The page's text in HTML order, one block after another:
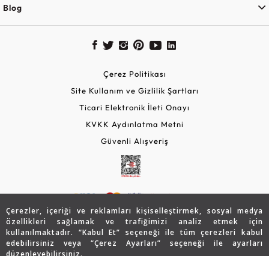
Çerezler, içeriği ve reklamları kişiselleştirmek, sosyal medya
özellikleri sağlamak ve trafiğimizi analiz etmek için
kullanılmaktadır. “Kabul Et” seçeneği ile tüm çerezleri kabul
edebilirsiniz veya “Çerez Ayarları” seçeneği ile ayarları
düzenleyebilirsiniz.
Blog
© 2026 Assos Diamond
Çerez Politikası
Site Kullanım ve Gizlilik Şartları
Ticari Elektronik İleti Onayı
KVKK Aydınlatma Metni
Güvenli Alışveriş